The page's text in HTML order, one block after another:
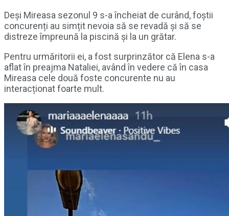
Deși Mireasa sezonul 9 s-a încheiat de curând, foștii
concurenți au simțit nevoia să se revadă și să se
distreze împreună la piscină și la un grătar.
Pentru urmăritorii ei, a fost surprinzător că Elena s-a
aflat în preajma Nataliei, având în vedere că în casa
Mireasa cele două foste concurente nu au
interacționat foarte mult.